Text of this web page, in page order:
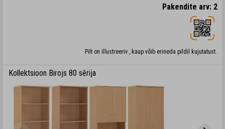
Pakendite arv: 2
Pilt on illustreeriv , kaup võib erineda pildil kujutatust.
Kollektsioon Birojs 80 sērija